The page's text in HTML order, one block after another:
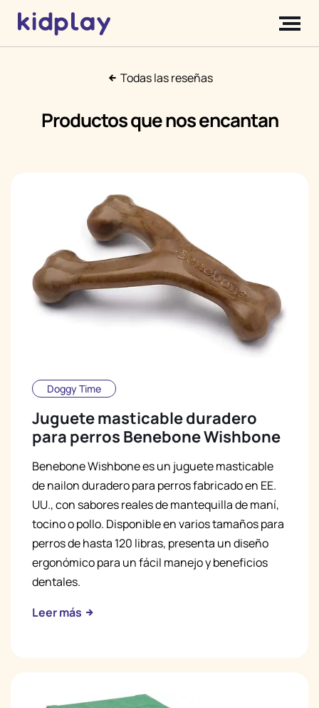
Todas las reseñas
Productos que nos encantan
Doggy Time
Juguete masticable duradero
para perros Benebone Wishbone
Benebone Wishbone es un juguete masticable
de nailon duradero para perros fabricado en EE.
UU., con sabores reales de mantequilla de maní,
tocino o pollo. Disponible en varios tamaños para
perros de hasta 120 libras, presenta un diseño
ergonómico para un fácil manejo y beneficios
dentales.
Leer más